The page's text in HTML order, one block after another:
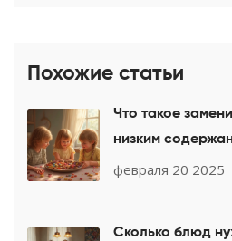
Похожие статьи
Что такое
низким
февраля 20 2025
Сколько блюд